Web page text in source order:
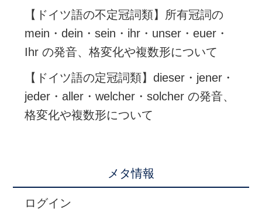
【ドイツ語の不定冠詞類】所有冠詞の
mein・dein・sein・ihr・unser・euer・
Ihr の発音、格変化や複数形について
【ドイツ語の定冠詞類】dieser・jener・
jeder・aller・welcher・solcher の発音、
格変化や複数形について
メタ情報
ログイン